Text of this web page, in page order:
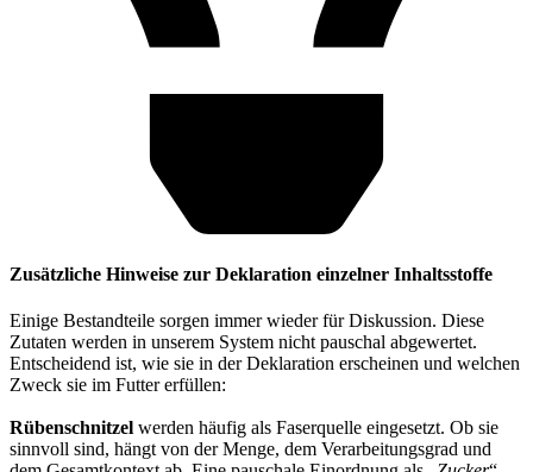
Zusätzliche Hinweise zur Deklaration einzelner Inhaltsstoffe
Einige Bestandteile sorgen immer wieder für Diskussion. Diese
Zutaten werden in unserem System nicht pauschal abgewertet.
Entscheidend ist, wie sie in der Deklaration erscheinen und welchen
Zweck sie im Futter erfüllen:
Rübenschnitzel werden häufig als Faserquelle eingesetzt. Ob sie
sinnvoll sind, hängt von der Menge, dem Verarbeitungsgrad und